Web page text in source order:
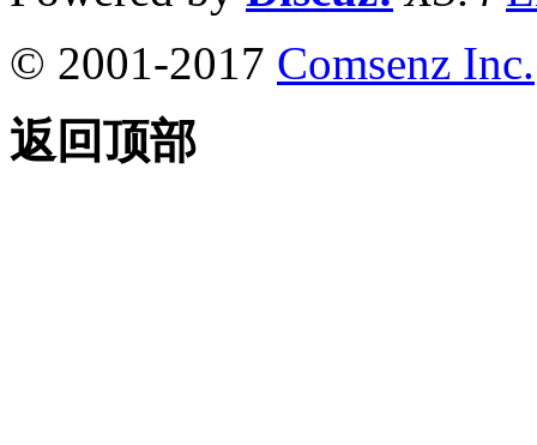
© 2001-2017 Comsenz Inc.
返回顶部